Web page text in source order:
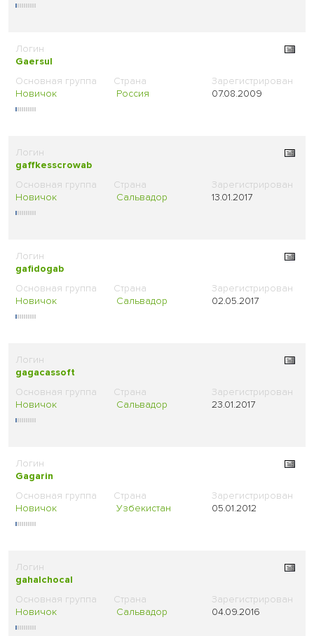
Gaersul
Новичок Россия 07.08.2009
gaffkesscrowab
Новичок Сальвадор 13.01.2017
gafidogab
Новичок Сальвадор 02.05.2017
gagacassoft
Новичок Сальвадор 23.01.2017
Gagarin
Новичок Узбекистан 05.01.2012
gahalchocal
Новичок Сальвадор 04.09.2016